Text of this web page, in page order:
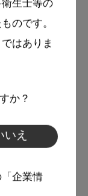
生士等の
のです。
はありま
か？
いえ
「企業情
れていな
でしょう。